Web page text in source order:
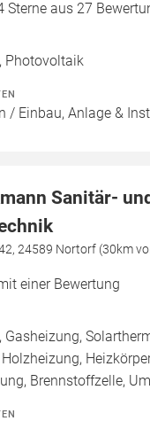
Sterne aus 27
Photovoltaik
/ Einbau, Anlage &
Sanitär- und
24589 Nortorf (30km
einer Bewertung
Gasheizung,
Brennstoffzelle,